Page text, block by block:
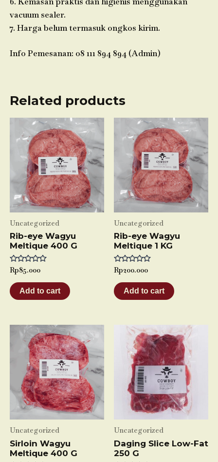
vacuum sealer.
7. Harga belum termasuk ongkos kirim.
Info Pemesanan: 08 111 894 894 (Admin)
Related products
Uncategorized
Rib-eye Wagyu
Meltique 400 G
Rated
out
of
5
Rp85.000
Add to cart
Uncategorized
Rib-eye Wagyu
Meltique 1 KG
Rated
out
of
5
Rp200.000
Add to cart
Uncategorized
Sirloin Wagyu
Meltique 400 G
Uncategorized
Daging Slice Low-Fat
250 G